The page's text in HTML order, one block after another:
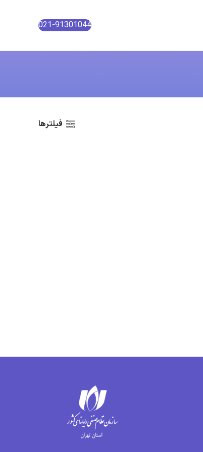
021-91301044
فیلترها